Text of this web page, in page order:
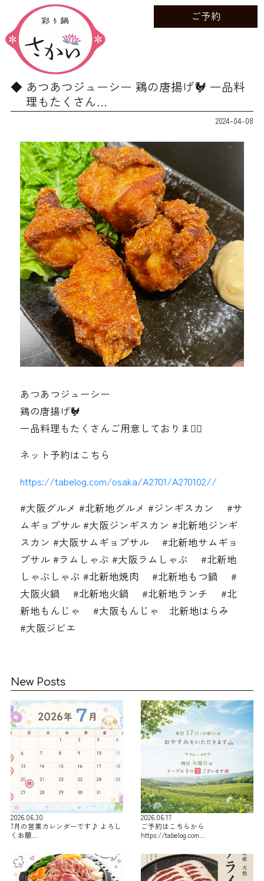
ご予約
あつあつジューシー 鶏の唐揚げ🐓 一品料
理もたくさん…
2024-04-08
あつあつジューシー
鶏の唐揚げ🐓
一品料理もたくさんご用意しております🏻‍
ネット予約はこちら
https://tabelog.com/osaka/A2701/A270102//
#大阪グルメ #北新地グルメ #ジンギスカン #サ
ムギョプサル #大阪ジンギスカン #北新地ジンギ
スカン #大阪サムギョプサル #北新地サムギョ
プサル #ラムしゃぶ #大阪ラムしゃぶ #北新地
しゃぶしゃぶ #北新地焼肉 #北新地もつ鍋 #
大阪火鍋 #北新地火鍋 #北新地ランチ #北
新地もんじゃ #大阪もんじゃ 北新地はらみ
#大阪ジビエ
New Posts
2026.06.30
7月の営業カレンダーです♪ よろし
くお願…
2026.06.17
ご予約はこちらから
https://tabelog.com…